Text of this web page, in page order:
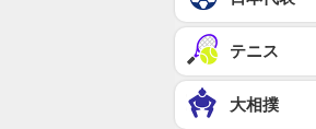
テニス
大相撲